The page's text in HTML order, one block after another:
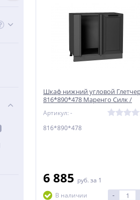
Шкаф нижний угловой
816*890*478 Маренго Силк /
Артикул: -
816*890*478
6 885 руб. за 1
В наличии
-